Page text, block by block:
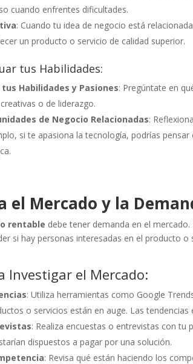
cuando enfrentes dificultades.
: Cuando tu idea de negocio está
un producto o servicio de calidad superior.
tus Habilidades:
Habilidades y Pasiones: Pregúntate en
o de liderazgo.
de Negocio Relacionadas:
si te apasiona la tecnología, podrías
el Mercado y la
rentable debe tener demanda en el
si hay personas interesadas en el producto
Investigar el Mercado:
: Utiliza herramientas como Google
o servicios están en auge. Las
: Realiza encuestas o entrevistas con tu
dispuestos a pagar por una solución.
: Revisa qué están haciendo los